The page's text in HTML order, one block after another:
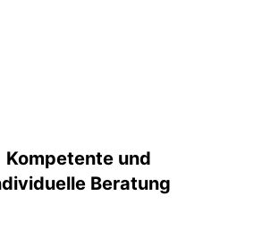
Kompetente und
Beratung